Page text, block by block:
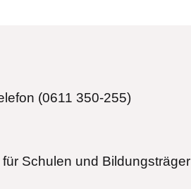
(0611 350-255)
Schulen und Bildungsträger